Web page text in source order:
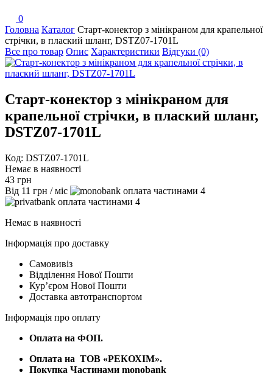
0
Головна Каталог Старт-конектор з мінікраном для крапельної
стрічки, в плаский шланг, DSTZ07-1701L
Все про товар Опис Характеристики Відгуки (0)
Старт-конектор з мінікраном для
крапельної стрічки, в плаский шланг,
DSTZ07-1701L
Код: DSTZ07-1701L
Немає в наявності
43 грн
Від 11 грн / міс
4
4
Немає в наявності
Інформація про доставку
Самовивіз
Відділення Нової Пошти
Курʼєром Нової Пошти
Доставка автотранспортом
Інформація про оплату
Оплата на ФОП.
Оплата на ТОВ «РЕКОХІМ».
Покупка Частинами monobank